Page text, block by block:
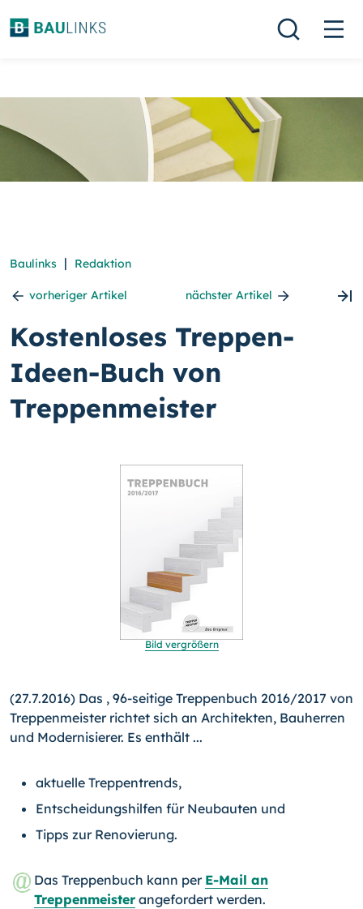
Baulinks | Redaktion
vorheriger Artikel nächster Artikel
Kostenloses Treppen-
Ideen-Buch von
Treppenmeister
Bild vergrößern
(27.7.2016) Das , 96-seitige Treppenbuch 2016/2017 von
Treppenmeister richtet sich an Architekten, Bauherren
und Modernisierer. Es enthält ...
aktuelle Treppentrends,
Entscheidungshilfen für Neubauten und
Tipps zur Renovierung.
Das Treppenbuch kann per E-Mail an
Treppenmeister angefordert werden.